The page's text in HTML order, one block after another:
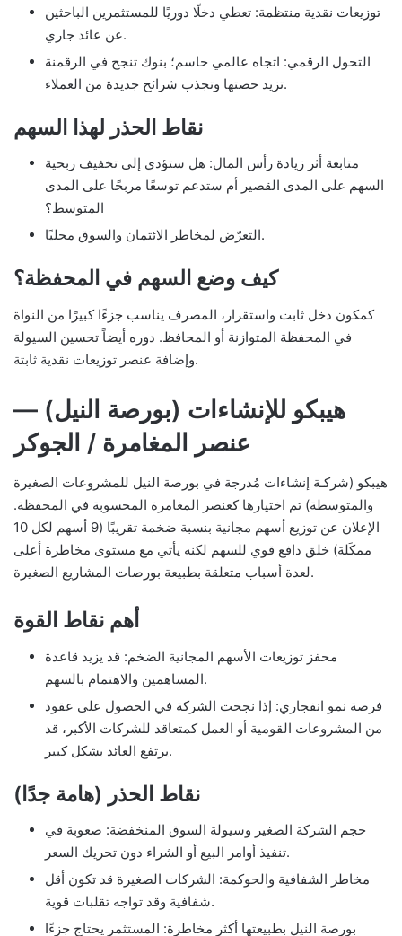
توزيعات نقدية منتظمة: تعطي دخلًا دوريًا للمستثمرين الباحثين
عن عائد جاري.
التحول الرقمي: اتجاه عالمي حاسم؛ بنوك تنجح في الرقمنة
تزيد حصتها وتجذب شرائح جديدة من العملاء.
نقاط الحذر لهذا السهم
متابعة أثر زيادة رأس المال: هل ستؤدي إلى تخفيف ربحية
السهم على المدى القصير أم ستدعم توسعًا مربحًا على المدى
المتوسط؟
التعرّض لمخاطر الائتمان والسوق محليًا.
كيف وضع السهم في المحفظة؟
كمكون دخل ثابت واستقرار، المصرف يناسب جزءًا كبيرًا من النواة
في المحفظة المتوازنة أو المحافظ. دوره أيضاً تحسين السيولة
وإضافة عنصر توزيعات نقدية ثابتة.
هيبكو للإنشاءات (بورصة النيل) —
عنصر المغامرة / الجوكر
هيبكو (شركـة إنشاءات مُدرجة في بورصة النيل للمشروعات الصغيرة
والمتوسطة) تم اختيارها كعنصر المغامرة المحسوبة في المحفظة.
الإعلان عن توزيع أسهم مجانية بنسبة ضخمة تقريبًا (9 أسهم لكل 10
ممكَلة) خلق دافع قوي للسهم لكنه يأتي مع مستوى مخاطرة أعلى
لعدة أسباب متعلقة بطبيعة بورصات المشاريع الصغيرة.
أهم نقاط القوة
محفز توزيعات الأسهم المجانية الضخم: قد يزيد قاعدة
المساهمين والاهتمام بالسهم.
فرصة نمو انفجاري: إذا نجحت الشركة في الحصول على عقود
من المشروعات القومية أو العمل كمتعاقد للشركات الأكبر، قد
يرتفع العائد بشكل كبير.
نقاط الحذر (هامة جدًا)
حجم الشركة الصغير وسيولة السوق المنخفضة: صعوبة في
تنفيذ أوامر البيع أو الشراء دون تحريك السعر.
مخاطر الشفافية والحوكمة: الشركات الصغيرة قد تكون أقل
شفافية وقد تواجه تقلبات قوية.
بورصة النيل بطبيعتها أكثر مخاطرة: المستثمر يحتاج جزءًا